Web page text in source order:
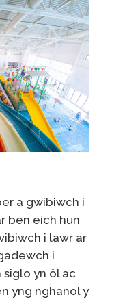
a gwibiwch i
ben eich hun
i lawr ar
i
yn ôl ac
yng nghanol y